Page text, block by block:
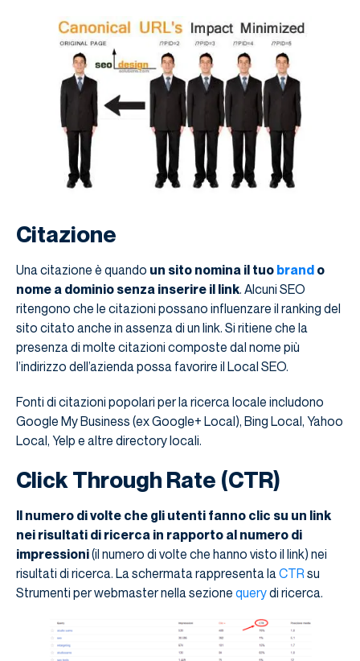
Citazione
Una citazione è quando un sito nomina il tuo brand o
nome a dominio senza inserire il link. Alcuni SEO
ritengono che le citazioni possano influenzare il ranking del
sito citato anche in assenza di un link. Si ritiene che la
presenza di molte citazioni composte dal nome più
l’indirizzo dell’azienda possa favorire il Local SEO.
Fonti di citazioni popolari per la ricerca locale includono
Google My Business (ex Google+ Local), Bing Local, Yahoo
Local, Yelp e altre directory locali.
Click Through Rate (CTR)
Il numero di volte che gli utenti fanno clic su un link
nei risultati di ricerca in rapporto al numero di
impressioni(il numero di volte che hanno visto il link) nei
risultati di ricerca. La schermata rappresenta la CTR su
Strumenti per webmaster nella sezione querydi ricerca.